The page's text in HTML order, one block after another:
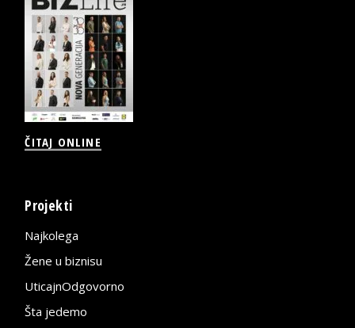
ČITAJ ONLINE
Projekti
Najkolega
Žene u biznisu
UticajnOdgovorno
Šta jedemo